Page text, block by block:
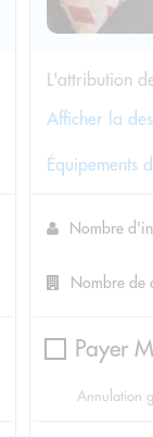
L'attribution
Afficher la
Équipements
Nombre
Nombre de
Payer
Annulation